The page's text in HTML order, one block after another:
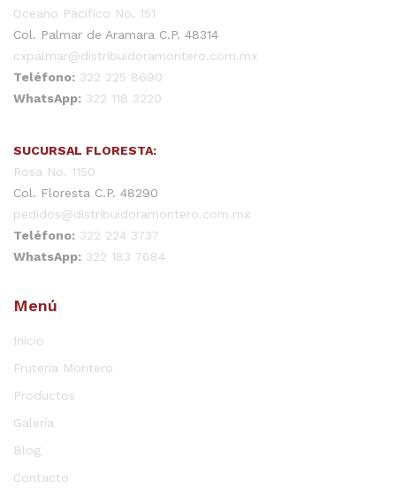
Oceano Pacifico No. 151
Col. Palmar de Aramara C.P. 48314
cxpalmar@distribuidoramontero.com.mx
Teléfono: 322 225 8690
WhatsApp: 322 118 3220
SUCURSAL FLORESTA:
Rosa No. 1150
Col. Floresta C.P. 48290
pedidos@distribuidoramontero.com.mx
Teléfono: 322 224 3737
WhatsApp: 322 183 7684
Menú
Inicio
Frutería Montero
Productos
Galería
Blog
Contacto